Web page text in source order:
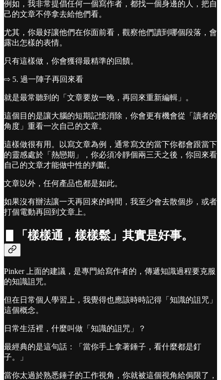
例如，我非常提倡任何一個寫作者，都找一個身邊的人，把自
己的文章不停拿去給他們看。
尤其，你最好讓他們在你面前看，觀察他們讀到哪個段落，會
露出怎樣的表情。
只有這樣做，你會獲得最精準的回饋。
⇨ 5. 過一陣子再回來看
就是最常聽到的「文章要放一晚，再回來重新編輯」。
這個目的是讓大腦的短期記憶消除，你會更有機會從「讀者的
角度」重看一次自己的文章。
這樣做很有用。以寫文章為例，通常寫文的當下你都會跟當下
的靈感處於「熱戀期」，你必須冷靜個兩三天之後，你回來看
自己的文章才能做中性的判斷。
文章以外，任何產品也都是如此。
如果沒有辦法讓一天再回來的時間，我至少會去散個步，或者
打個電動再回到文章上。
▋「樣樣通，樣樣鬆」其實是好事。
Pinker 上面的建議，是專門給寫作者的，傳遞知識過程要克服
的知識詛咒。
但在日常個人學習上，我覺得也應該時時記得「知識的詛咒」
這個概念。
日常生活裡，什麼叫做「知識的詛咒」？
最經典的是這句話：「當你手上拿著錘子，看什麼都是釘
子。」
當你太過於熟悉錘子的工作視角，你就被這個視角給侷限了，